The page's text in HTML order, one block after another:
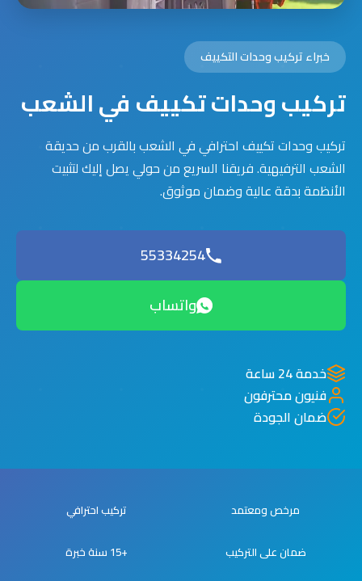
خبراء تركيب وحدات التكييف
تركيب وحدات تكييف في الشعب
تركيب وحدات تكييف احترافي في الشعب بالقرب من حديقة
الشعب الترفيهية. فريقنا السريع من حولي يصل إليك لتثبيت
الأنظمة بدقة عالية وضمان موثوق.
55334254
واتساب
خدمة 24 ساعة
فنيون محترفون
ضمان الجودة
مرخص ومعتمد تركيب احترافي
ضمان على التركيب +15 سنة خبرة